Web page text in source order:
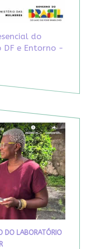
do
DF e Entorno -
DO LABORATÓRIO